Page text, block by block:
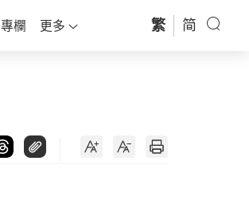
專欄 更多 繁 简